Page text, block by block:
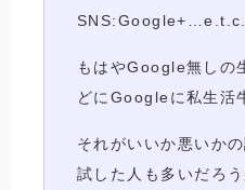
もはやGoogle無しの
どにGoogleに私生活
それがいいか悪いか
試した人も多いだろ